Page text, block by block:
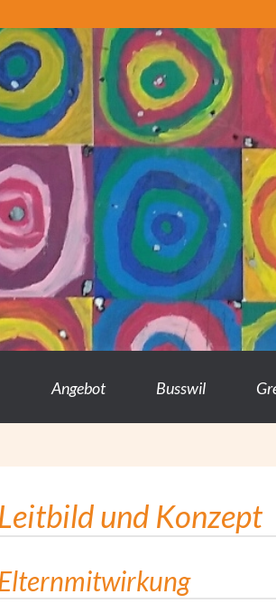
Angebot Busswil
Leitbild und Konzept